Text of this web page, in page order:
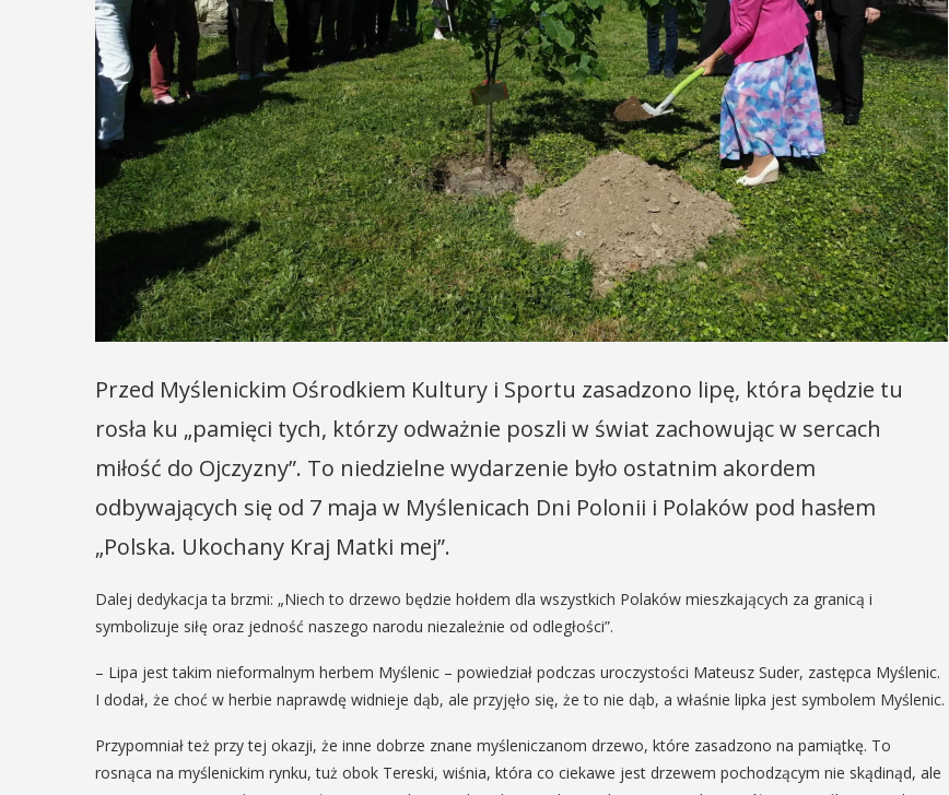
Przed Myślenickim Ośrodkiem Kultury i Sportu zasadzono lipę, która będzie tu
rosła ku „pamięci tych, którzy odważnie poszli w świat zachowując w sercach
miłość do Ojczyzny”. To niedzielne wydarzenie było ostatnim akordem
odbywających się od 7 maja w Myślenicach Dni Polonii i Polaków pod hasłem
„Polska. Ukochany Kraj Matki mej”.
Dalej dedykacja ta brzmi: „Niech to drzewo będzie hołdem dla wszystkich Polaków mieszkających za granicą i
symbolizuje siłę oraz jedność naszego narodu niezależnie od odległości”.
– Lipa jest takim nieformalnym herbem Myślenic – powiedział podczas uroczystości Mateusz Suder, zastępca Myślenic.
I dodał, że choć w herbie naprawdę widnieje dąb, ale przyjęło się, że to nie dąb, a właśnie lipka jest symbolem Myślenic.
Przypomniał też przy tej okazji, że inne dobrze znane myśleniczanom drzewo, które zasadzono na pamiątkę. To
rosnąca na myślenickim rynku, tuż obok Tereski, wiśnia, która co ciekawe jest drzewem pochodzącym nie skądinąd, ale